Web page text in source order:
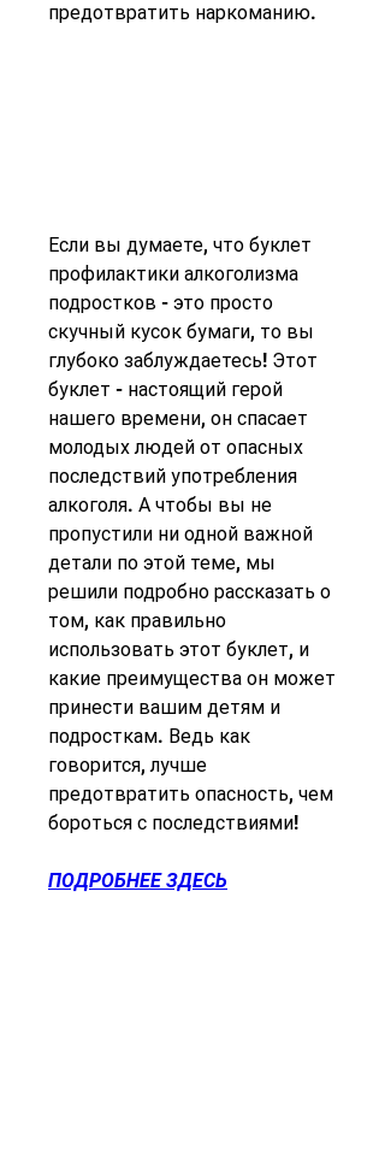
предотвратить наркоманию.
Если вы думаете, что буклет
профилактики алкоголизма
подростков - это просто
скучный кусок бумаги, то вы
глубоко заблуждаетесь! Этот
буклет - настоящий герой
нашего времени, он спасает
молодых людей от опасных
последствий употребления
алкоголя. А чтобы вы не
пропустили ни одной важной
детали по этой теме, мы
решили подробно рассказать о
том, как правильно
использовать этот буклет, и
какие преимущества он может
принести вашим детям и
подросткам. Ведь как
говорится, лучше
предотвратить опасность, чем
бороться с последствиями!
ПОДРОБНЕЕ ЗДЕСЬ